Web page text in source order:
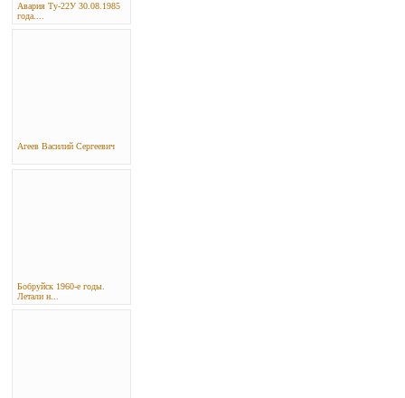
Авария Ту-22У 30.08.1985
года....
Агеев Василий Сергеевич
Бобруйск 1960-е годы.
Летали н...